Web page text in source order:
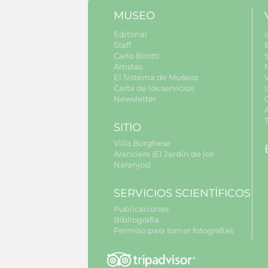
MUSEO
Editorial
Staff
Carlo Bilotti
Artistas
El Sistema de Museos
Carta de los servicios
Newsletter
SITIO
Villa Borghese
Aranciera (El Jardín de los
Naranjos)
SERVICIOS SCIENTÍFICOS
Publicaciones
Bibliografía
Permiso para tomar fotografías